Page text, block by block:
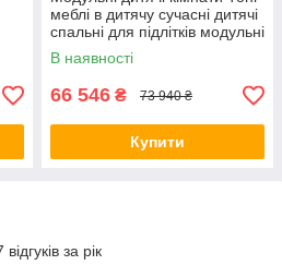
меблі в дитячу сучасні дитячі
спальні для підлітків модульні
меблі для дитячої кімнати
В наявності
66 546 ₴ 73 940 ₴
Купити
за рік